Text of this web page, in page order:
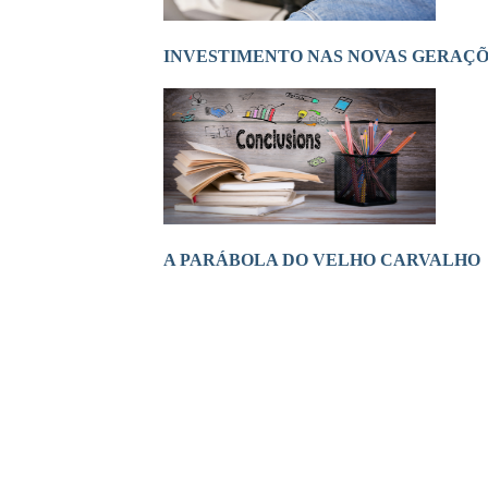
INVESTIMENTO NAS NOVAS
A PARÁBOLA DO VELHO CARVALHO